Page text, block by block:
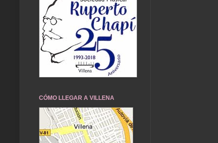
CÓMO LLEGAR A VILLENA